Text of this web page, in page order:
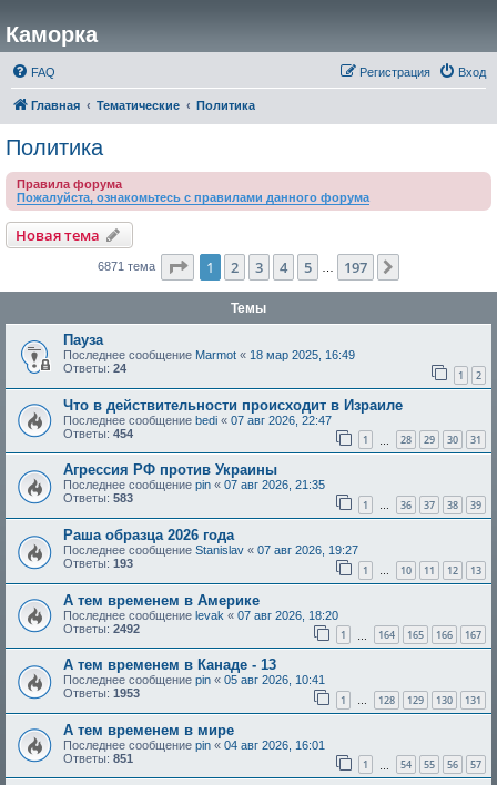
Каморка
FAQ Вход
Регистрация
Главная Тематические Политика
Политика
Правила форума
Пожалуйста, ознакомьтесь с правилами данного форума
Новая тема
6871 тема Страница из 197
1 2 3 4 5 197
Темы
Пауза
Последнее сообщение Marmot « 18 мар 2025, 16:49
Ответы: 24 1 2
Что в действительности происходит в Израиле
Последнее сообщение bedi « 07 авг 2026, 22:47
Ответы: 454 1 28 29 30 31
Агрессия РФ против Украины
Последнее сообщение pin « 07 авг 2026, 21:35
Ответы: 583 1 … 36 37 38 39
Раша образца 2026 года
Последнее сообщение Stanislav « 07 авг 2026, 19:27
Ответы: 193 1 … 10 11 12 13
А тем временем в Америке
Последнее сообщение levak « 07 авг 2026, 18:20
Ответы: 2492 1 164 165 166 167
А тем временем в Канаде - 13
Последнее сообщение pin « 05 авг 2026, 10:41
Ответы: 1953 1 … 128 129 130 131
А тем временем в мире
Последнее сообщение pin « 04 авг 2026, 16:01
Ответы: 851 1 54 55 56 57